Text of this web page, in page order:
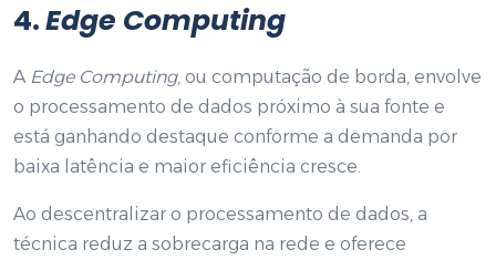
4.Edge Computing
A Edge Computing, ou computação de borda, envolve
o processamento de dados próximo à sua fonte e
está ganhando destaque conforme a demanda por
baixa latência e maior eficiência cresce.
Ao descentralizar o processamento de dados, a
técnica reduz a sobrecarga na rede e oferece